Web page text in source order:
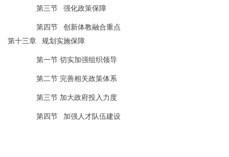
第三节 强化政策保障
第四节
创新体教融合重点
第十三章
规划实施保障
第一节 切实加强组织领导
第二节 完善相关政策体系
第三节 加大政府投入力度
第四节 加强人才队伍建设